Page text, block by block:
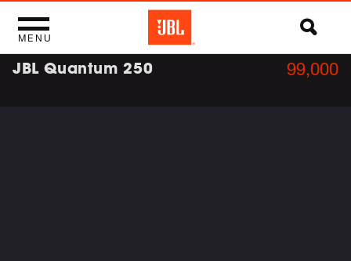
MENU
JBL Quantum 250 99,000